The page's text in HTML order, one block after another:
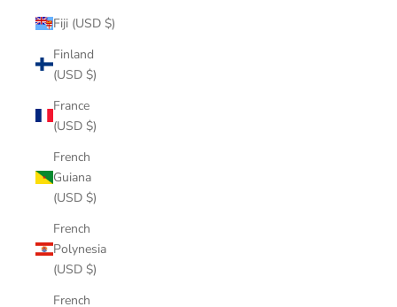
Fiji (USD $)
Finland
(USD $)
France
(USD $)
French
Guiana
(USD $)
French
Polynesia
(USD $)
French